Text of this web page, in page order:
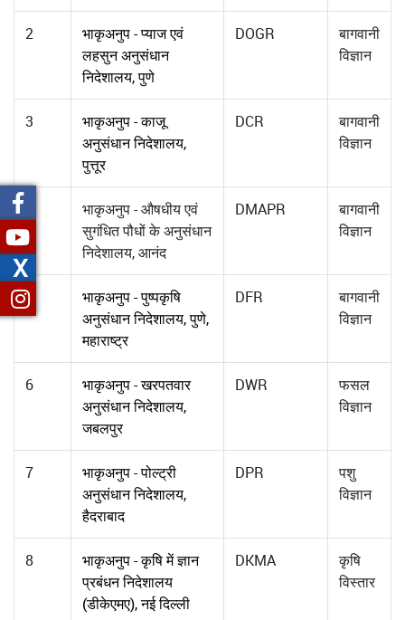
2
भाकृअनुप - प्याज एवं
लहसुन अनुसंधान
निदेशालय, पुणे
DOGR
बागवानी
विज्ञान
3
भाकृअनुप - काजू
अनुसंधान निदेशालय,
पुत्तूर
DCR
बागवानी
विज्ञान
भाकृअनुप - औषधीय एवं
सुगंधित पौधों के अनुसंधान
निदेशालय, आनंद
DMAPR
बागवानी
विज्ञान
5
भाकृअनुप - पुष्पकृषि
अनुसंधान निदेशालय, पुणे,
महाराष्ट्र
DFR
बागवानी
विज्ञान
6
भाकृअनुप - खरपतवार
अनुसंधान निदेशालय,
जबलपुर
DWR
फसल
विज्ञान
7
भाकृअनुप - पोल्ट्री
अनुसंधान निदेशालय,
हैदराबाद
DPR
पशु
विज्ञान
8
भाकृअनुप - कृषि में ज्ञान
प्रबंधन निदेशालय
(डीकेएमए), नई दिल्ली
DKMA
कृषि
विस्तार
X